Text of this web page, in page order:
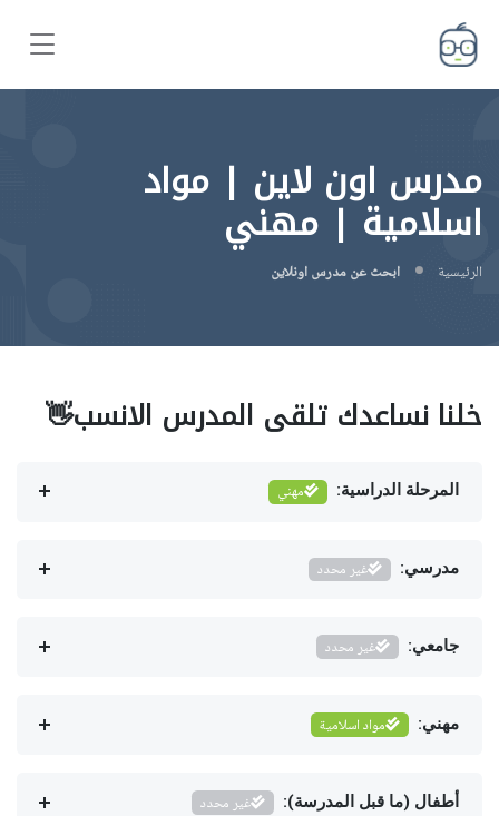
مدرس اون لاين | مواد
اسلامية | مهني
الرئيسية ابحث عن مدرس اونلاين
خلنا نساعدك تلقى المدرس الانسب👋
المرحلة الدراسية: مهني
مدرسي: غير محدد
جامعي: غير محدد
مهني: مواد اسلامية
أطفال (ما قبل المدرسة): غير محدد